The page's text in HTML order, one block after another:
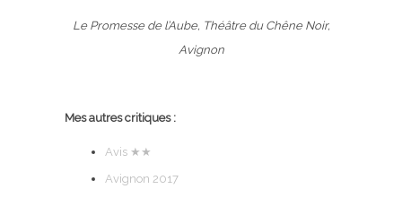
Le Promesse de l’Aube, Théâtre du Chêne Noir,
Avignon
Mes autres critiques :
Avis ★ ★
Avignon 2017